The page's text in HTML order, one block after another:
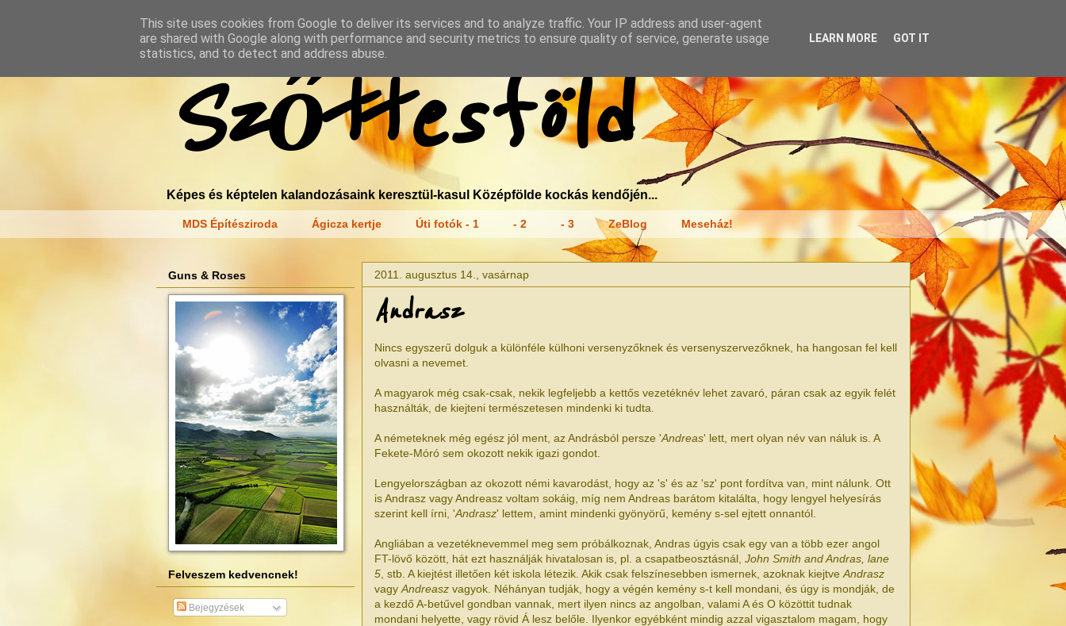
Szőttesföld
Képes és képtelen kalandozásaink keresztül-kasul Középfölde kockás kendőjén...
MDS Építésziroda Ágicza kertje Úti fotók - 1 - 2 - 3 ZeBlog Meseház!
2011. augusztus 14., vasárnap
Andrasz
Nincs egyszerű dolguk a különféle külhoni versenyzőknek és versenyszervezőknek, ha hangosan fel kell
olvasni a nevemet.
A magyarok még csak-csak, nekik legfeljebb a kettős vezetéknév lehet zavaró, páran csak az egyik felét
használták, de kiejteni természetesen mindenki ki tudta.
A németeknek még egész jól ment, az Andrásból persze 'Andreas' lett, mert olyan név van náluk is. A
Fekete-Móró sem okozott nekik igazi gondot.
Lengyelországban az okozott némi kavarodást, hogy az 's' és az 'sz' pont fordítva van, mint nálunk. Ott
is Andrasz vagy Andreasz voltam sokáig, míg nem Andreas barátom kitalálta, hogy lengyel helyesírás
szerint kell írni, 'Andrasz' lettem, amint mindenki gyönyörű, kemény s-sel ejtett onnantól.
Angliában a vezetéknevemmel meg sem próbálkoznak, Andras úgyis csak egy van a több ezer angol
FT-lövő között, hát ezt használják hivatalosan is, pl. a csapatbeosztásnál, John Smith and Andras, lane
5 , stb. A kiejtést illetően két iskola létezik. Akik csak felszínesebben ismernek, azoknak kiejtve Andrasz
vagy Andreasz vagyok. Néhányan tudják, hogy a végén kemény s-t kell mondani, és úgy is mondják, de
a kezdő A-betűvel gondban vannak, mert ilyen nincs az angolban, valami A és O közöttit tudnak
mondani helyette, vagy rövid Á lesz belőle. Ilyenkor egyébként mindig azzal vigasztalom magam, hogy
Guns & Roses
Felveszem kedvencnek!
Bejegyzések
This site uses cookies from Google to deliver its services and to analyze traffic. Your IP address and user-agent
are shared with Google along with performance and security metrics to ensure quality of service, generate usage
statistics, and to detect and address abuse.
LEARN MORE GOT IT